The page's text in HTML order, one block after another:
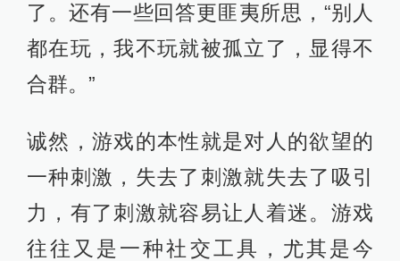
了。还有一些回答更匪夷所思，“别人
都在玩，我不玩就被孤立了，显得不
合群。”
诚然，游戏的本性就是对人的欲望的
一种刺激，失去了刺激就失去了吸引
力，有了刺激就容易让人着迷。游戏
往往又是一种社交工具，尤其是今